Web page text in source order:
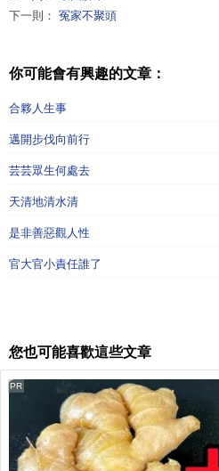
下一則： 冤家不聚頭
你可能會有興趣的文章：
合夥人生事
邁開步伐向前行
芸芸眾生何處去
天清地清水清
是非善惡觀人性
官大官小責任誰了
您也可能喜歡這些文章
PR